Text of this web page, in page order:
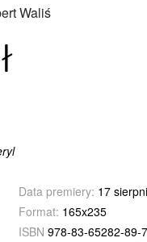
Waliś
Data premiery: 17
Format: 165x235
ISBN 978-83-65282-89-7